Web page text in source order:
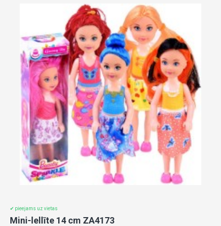
✔ pieejams uz vietas
Mini-lellīte 14 cm ZA4173